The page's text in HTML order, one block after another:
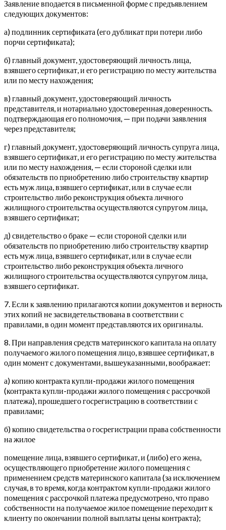
Заявление вподается в письменной форме с предъявлением
следующих документов:
а) подлинник сертификата (его дубликат при потери либо
порчи сертификата);
б) главный документ, удостоверяющий личность лица,
взявшего сертификат, и его регистрацию по месту жительства
или по месту нахождения;
в) главный документ, удостоверяющий личность
представителя, и нотариально удостоверенная доверенность.
подтверждающая его полномочия, — при подачи заявления
через представителя;
г) главный документ, удостоверяющий личность супруга лица,
взявшего сертификат, и его регистрацию по месту жительства
или по месту нахождения, — если стороной сделки или
обязательств по приобретению либо строительству квартир
есть муж лица, взявшего сертификат, или в случае если
строительство либо реконструкция объекта личного
жилищного строительства осуществляются супругом лица,
взявшего сертификат;
д) свидетельство о браке — если стороной сделки или
обязательств по приобретению либо строительству квартир
есть муж лица, взявшего сертификат, или в случае если
строительство либо реконструкция объекта личного
жилищного строительства осуществляются супругом лица,
взявшего сертификат.
7. Если к заявлению прилагаются копии документов и верность
этих копий не засвидетельствована в соответствии с
правилами, в один момент представляются их оригиналы.
8. При направления средств материнского капитала на оплату
получаемого жилого помещения лицо, взявшее сертификат, в
один момент с документами, вышеуказанными, воображает:
а) копию контракта купли-продажи жилого помещения
(контракта купли-продажи жилого помещения с рассрочкой
платежа), прошедшего госрегистрацию в соответствии с
правилами;
б) копию свидетельства о госрегистрации права собственности
на жилое
помещение лица, взявшего сертификат, и (либо) его жена,
осуществляющего приобретение жилого помещения с
применением средств материнского капитала (за исключением
случая, в то время, когда контрактом купли-продажи жилого
помещения с рассрочкой платежа предусмотрено, что право
собственности на получаемое жилое помещение переходит к
клиенту по окончании полной выплаты цены контракта);